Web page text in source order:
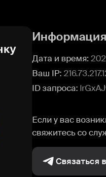
Дата и время:
Ваш IP:
ID запроса:
Если у вас
свяжитесь со
Связаться